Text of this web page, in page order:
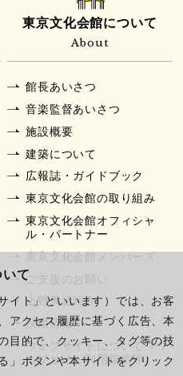
いて
イト」といいます）では、お客
アクセス履歴に基づく広告、本
目的で、クッキー、タグ等の技
」ボタンや本サイトをクリック
東京文化会館について
About
館長あいさつ
音楽監督あいさつ
施設概要
建築について
広報誌・ガイドブック
東京文化会館の取り組み
東京文化会館オフィシャ
ル・パートナー
東京文化会館メンバーズ
ご支援のお願い
上野周辺紹介
採用情報
ウェブサイトについて（ウ
ェブサイト利用規約等）